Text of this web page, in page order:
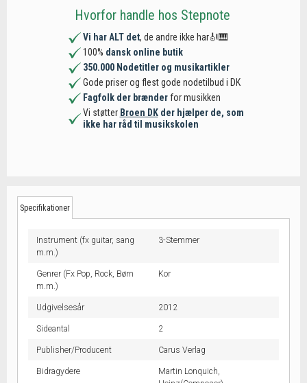
Hvorfor handle hos Stepnote
Vi har ALT det, de andre ikke har🎻🎹
100% dansk online butik
350.000 Nodetitler og musikartikler
Gode priser og flest gode nodetilbud i DK
Fagfolk der brænderfor musikken
Vi støtter Broen DKder hjælper de, som
ikke har råd til musikskolen
Specifikationer
Instrument (fx guitar, sang
m.m.)
3-Stemmer
Genrer (Fx Pop, Rock, Børn
m.m.)
Kor
Udgivelsesår 2012
Sideantal 2
Publisher/Producent Carus Verlag
Bidragydere
Martin Lonquich,